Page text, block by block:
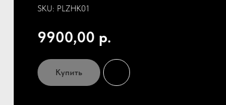
SKU: PLZHK01
9900,00 р.
Купить